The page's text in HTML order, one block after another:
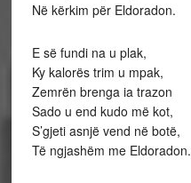
Në kërkim për Eldoradon.
E së fundi na u plak,
Ky kalorës trim u mpak,
Zemrën brenga ia trazon
Sado u end kudo më kot,
S’gjeti asnjë vend në botë,
Të ngjashëm me Eldoradon.